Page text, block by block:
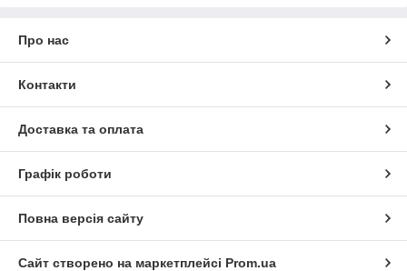
Про нас
Контакти
Доставка та оплата
Графік роботи
Повна версія сайту
Сайт створено на маркетплейсі Prom.ua